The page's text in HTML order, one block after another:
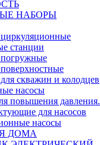
НАБОРЫ
станции
скважин и колодцев
насосы
повышения давления.
для насосов
насосы
ДОМА